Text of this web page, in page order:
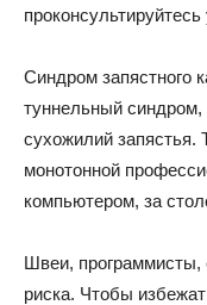
Синдром запястного
туннельный синдром,
сухожилий запястья.
монотонной
компьютером, за
Швеи, программисты,
риска. Чтобы